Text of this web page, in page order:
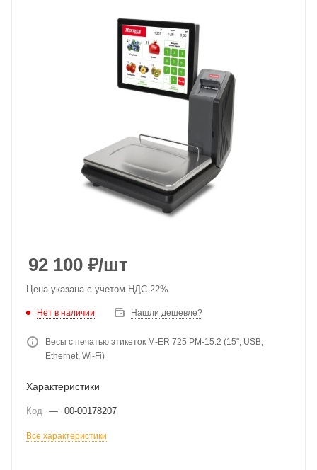
92 100 ₽/шт
Цена указана с учетом НДС 22%
Нет в наличии Нашли дешевле?
Весы с печатью этикеток M-ER 725 PM-15.2 (15", USB,
Ethernet, Wi-Fi)
Характеристики
Код — 00-00178207
Все характеристики